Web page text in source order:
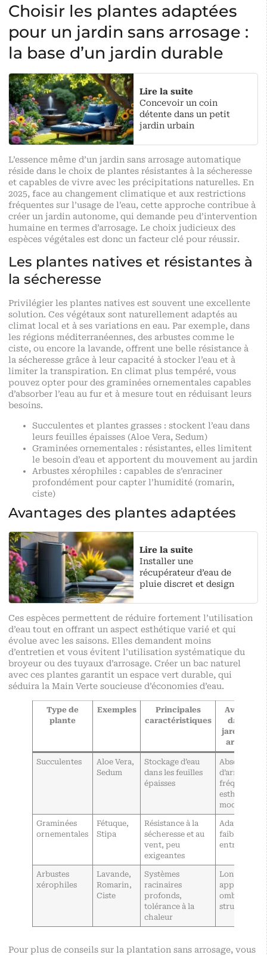
Choisir les plantes adaptées
pour un jardin sans arrosage :
la base d’un jardin durable
Lire la suite
Concevoir un coin
détente dans un petit
jardin urbain
L’essence même d’un jardin sans arrosage automatique
réside dans le choix de plantes résistantes à la sécheresse
et capables de vivre avec les précipitations naturelles. En
2025, face au changement climatique et aux restrictions
fréquentes sur l’usage de l’eau, cette approche contribue à
créer un jardin autonome, qui demande peu d’intervention
humaine en termes d’arrosage. Le choix judicieux des
espèces végétales est donc un facteur clé pour réussir.
Les plantes natives et résistantes à
la sécheresse
Privilégier les plantes natives est souvent une excellente
solution. Ces végétaux sont naturellement adaptés au
climat local et à ses variations en eau. Par exemple, dans
les régions méditerranéennes, des arbustes comme le
ciste, ou encore la lavande, offrent une belle résistance à
la sécheresse grâce à leur capacité à stocker l’eau et à
limiter la transpiration. En climat plus tempéré, vous
pouvez opter pour des graminées ornementales capables
d’absorber l’eau au fur et à mesure tout en réduisant leurs
besoins.
Succulentes et plantes grasses : stockent l’eau dans
leurs feuilles épaisses (Aloe Vera, Sedum)
Graminées ornementales : résistantes, elles limitent
le besoin d’eau et apportent du mouvement au jardin
Arbustes xérophiles : capables de s’enraciner
profondément pour capter l’humidité (romarin,
ciste)
Avantages des plantes adaptées
Lire la suite
Installer une
récupérateur d’eau de
pluie discret et design
Ces espèces permettent de réduire fortement l’utilisation
d’eau tout en offrant un aspect esthétique varié et qui
évolue avec les saisons. Elles demandent moins
d’entretien et vous évitent l’utilisation systématique du
broyeur ou des tuyaux d’arrosage. Créer un bac naturel
avec ces plantes garantit un espace vert durable, qui
séduira la Main Verte soucieuse d’économies d’eau.
Type de
plante
Exemples
Principales
caractéristiques
Avantage
dans un
jardin sans
arrosage
Succulentes
Aloe Vera,
Sedum
Stockage d’eau
dans les feuilles
épaisses
Absence
d’arrosage
fréquent,
esthétique
moderne
Graminées
ornementales
Fétuque,
Stipa
Résistance à la
sécheresse et au
vent, peu
exigeantes
faible
entretien
Arbustes
xérophiles
Lavande,
Romarin,
Ciste
Systèmes
racinaires
profonds,
tolérance à la
chaleur
Longévité,
apporte
ombre et
structure
Pour plus de conseils sur la plantation sans arrosage, vous